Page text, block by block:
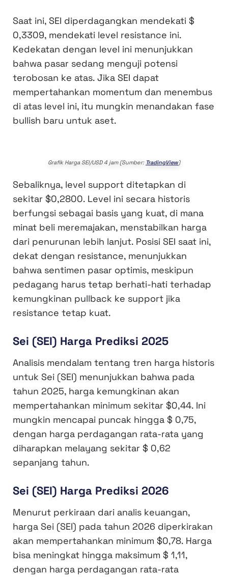
Saat ini, SEI diperdagangkan mendekati $
0,3309, mendekati level resistance ini.
Kedekatan dengan level ini menunjukkan
bahwa pasar sedang menguji potensi
terobosan ke atas. Jika SEI dapat
mempertahankan momentum dan menembus
di atas level ini, itu mungkin menandakan fase
bullish baru untuk aset.
Grafik Harga SEI/USD 4 jam (Sumber: TradingView)
Sebaliknya, level support ditetapkan di
sekitar $0,2800. Level ini secara historis
berfungsi sebagai basis yang kuat, di mana
minat beli meremajakan, menstabilkan harga
dari penurunan lebih lanjut. Posisi SEI saat ini,
dekat dengan resistance, menunjukkan
bahwa sentimen pasar optimis, meskipun
pedagang harus tetap berhati-hati terhadap
kemungkinan pullback ke support jika
resistance tetap kuat.
Sei (SEI) Harga Prediksi 2025
Analisis mendalam tentang tren harga historis
untuk Sei (SEI) menunjukkan bahwa pada
tahun 2025, harga kemungkinan akan
mempertahankan minimum sekitar $0,44. Ini
mungkin mencapai puncak hingga $ 0,75,
dengan harga perdagangan rata-rata yang
diharapkan melayang sekitar $ 0,62
sepanjang tahun.
Sei (SEI) Harga Prediksi 2026
Menurut perkiraan dari analis keuangan,
harga Sei (SEI) pada tahun 2026 diperkirakan
akan mempertahankan minimum $0,78. Harga
bisa meningkat hingga maksimum $ 1,11,
dengan harga perdagangan rata-rata